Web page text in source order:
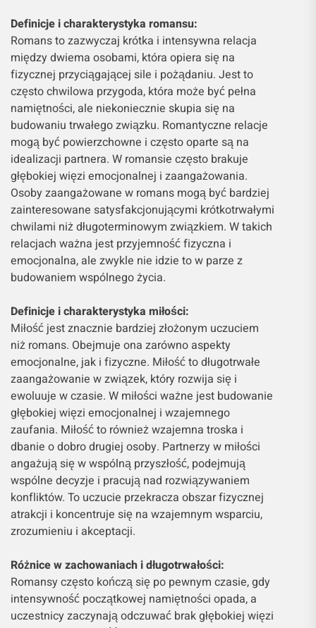
Definicje i charakterystyka romansu:
Romans to zazwyczaj krótka i intensywna relacja
między dwiema osobami, która opiera się na
fizycznej przyciągającej sile i pożądaniu. Jest to
często chwilowa przygoda, która może być pełna
namiętności, ale niekoniecznie skupia się na
budowaniu trwałego związku. Romantyczne relacje
mogą być powierzchowne i często oparte są na
idealizacji partnera. W romansie często brakuje
głębokiej więzi emocjonalnej i zaangażowania.
Osoby zaangażowane w romans mogą być bardziej
zainteresowane satysfakcjonującymi krótkotrwałymi
chwilami niż długoterminowym związkiem. W takich
relacjach ważna jest przyjemność fizyczna i
emocjonalna, ale zwykle nie idzie to w parze z
budowaniem wspólnego życia.
Definicje i charakterystyka miłości:
Miłość jest znacznie bardziej złożonym uczuciem
niż romans. Obejmuje ona zarówno aspekty
emocjonalne, jak i fizyczne. Miłość to długotrwałe
zaangażowanie w związek, który rozwija się i
ewoluuje w czasie. W miłości ważne jest budowanie
głębokiej więzi emocjonalnej i wzajemnego
zaufania. Miłość to również wzajemna troska i
dbanie o dobro drugiej osoby. Partnerzy w miłości
angażują się w wspólną przyszłość, podejmują
wspólne decyzje i pracują nad rozwiązywaniem
konfliktów. To uczucie przekracza obszar fizycznej
atrakcji i koncentruje się na wzajemnym wsparciu,
zrozumieniu i akceptacji.
Różnice w zachowaniach i długotrwałości:
Romansy często kończą się po pewnym czasie, gdy
intensywność początkowej namiętności opada, a
uczestnicy zaczynają odczuwać brak głębokiej więzi